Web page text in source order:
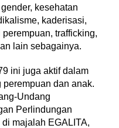
kesehatan
kaderisasi,
trafficking,
lain sebagainya.
ini juga aktif dalam
dan anak.
Undang
Perlindungan
majalah EGALITA,